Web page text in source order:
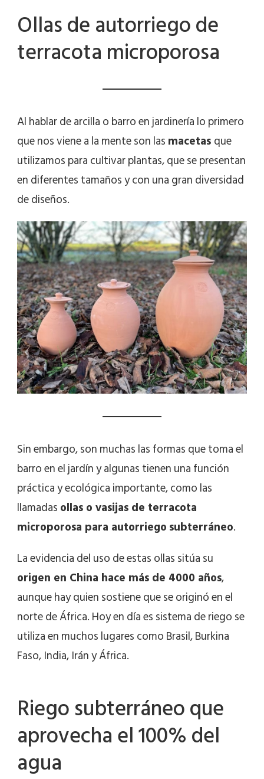
Ollas de autorriego de
terracota microporosa
Al hablar de arcilla o barro en jardinería lo primero
que nos viene a la mente son lasmacetasque
utilizamos para cultivar plantas, que se presentan
en diferentes tamaños y con una gran diversidad
de diseños.
Sin embargo, son muchas las formas que toma el
barro en el jardín y algunas tienen una función
práctica y ecológica importante, como las
llamadasollas o vasijas de terracota
microporosa para autorriegosubterráneo.
La evidencia del uso de estas ollas sitúa su
origen en China hace más de 4000 años,
aunque hay quien sostiene que se originó en el
norte de África. Hoy en día es sistema de riego se
utiliza en muchos lugares como Brasil, Burkina
Faso, India, Irán y África.
Riego subterráneo que
aprovecha el 100% del
agua